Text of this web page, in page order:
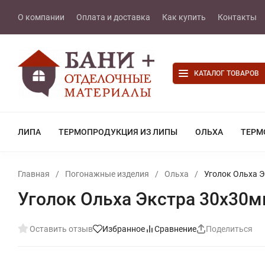
О компании Оплата и доставка Как купить Контакты
КАТАЛОГ ТОВАРОВ
ЛИПА ТЕРМОПРОДУКЦИЯ ИЗ ЛИПЫ ОЛЬХА
Главная / Погонажные изделия / Ольха / Уголок Ольха
Уголок Ольха Экстра
Оставить отзыв Избранное Сравнение Поделиться